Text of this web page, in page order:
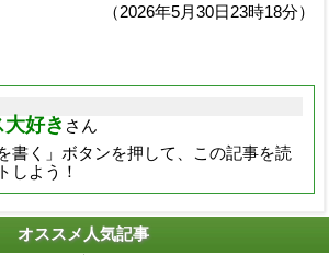
（2026年5月30日23時18分）
好き さん
書く」ボタンを押して、この記事を読
しよう！
オススメ人気記事